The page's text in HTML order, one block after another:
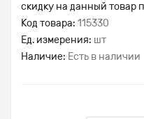
скидку на данный товар
Код товара: 115330
Ед. измерения: шт
Наличие: Есть в наличии